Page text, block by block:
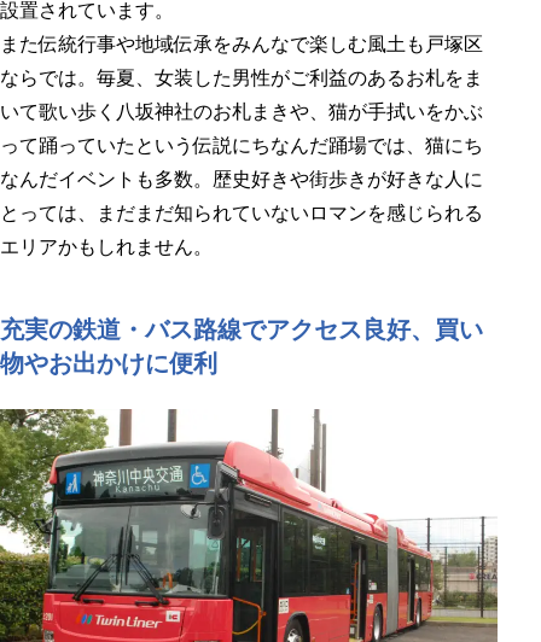
設置されています。
また伝統行事や地域伝承をみんなで楽しむ風土も戸塚区
ならでは。毎夏、女装した男性がご利益のあるお札をま
いて歌い歩く八坂神社のお札まきや、猫が手拭いをかぶ
って踊っていたという伝説にちなんだ踊場では、猫にち
なんだイベントも多数。歴史好きや街歩きが好きな人に
とっては、まだまだ知られていないロマンを感じられる
エリアかもしれません。
充実の鉄道・バス路線でアクセス良好、買い
物やお出かけに便利